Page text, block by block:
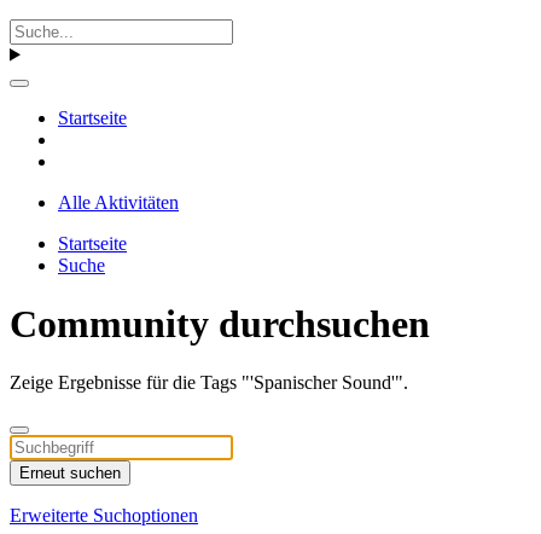
Startseite
Alle Aktivitäten
Startseite
Suche
Community durchsuchen
Zeige Ergebnisse für die Tags "'Spanischer Sound'".
Erneut suchen
Erweiterte Suchoptionen